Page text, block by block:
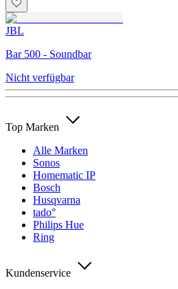
JBL
Bar 500 - Soundbar
Nicht verfügbar
Top Marken
Alle Marken
Sonos
Homematic IP
Bosch
Husqvarna
tado°
Philips Hue
Ring
Kundenservice